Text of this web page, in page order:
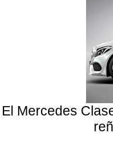
El Mercedes